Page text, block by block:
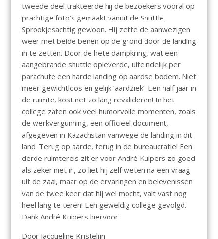
tweede deel trakteerde hij de bezoekers vooral op
prachtige foto’s gemaakt vanuit de Shuttle.
Sprookjesachtig gewoon. Hij zette de aanwezigen
weer met beide benen op de grond door de landing
in te zetten. Door de hete dampkring, wat een
aangebrande shuttle opleverde, uiteindelijk per
parachute een harde landing op aardse bodem. Niet
meer gewichtloos en gelijk ‘aardziek’. Een half jaar in
de ruimte, kost net zo lang revalideren! In het
college zaten ook veel humorvolle momenten, zoals
de werkvergunning, een officieel document,
afgegeven in Kazachstan vanwege de landing in dit
land. Terug op aarde, terug in de bureaucratie! Een
derde ruimtereis zit er voor André Kuipers zo goed
als zeker niet in, zo liet hij zelf weten na een vraag
uit de zaal, maar op de ervaringen en belevenissen
van de twee keer dat hij wel mocht, valt vast nog
heel lang te teren! Een geweldig college gevolgd.
Dank André Kuipers hiervoor.
Door Jacqueline Kristelijn